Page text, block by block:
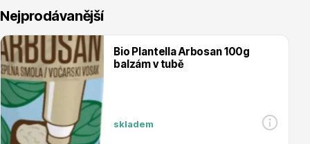
Vřesovištní rostliny
Nejprodávanější
Bio Plantella Arbosan 100g
balzám v tubě
skladem